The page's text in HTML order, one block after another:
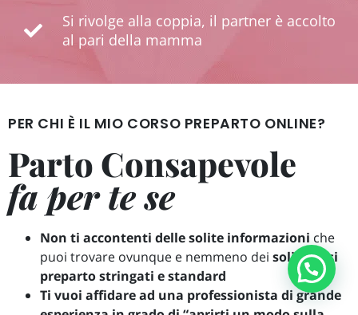
Si rivolge alla coppia, il partner è accolto
al pari della mamma
PER CHI È IL MIO CORSO PREPARTO ONLINE?
Parto Consapevole
fa per te se
Non ti accontenti delle solite informazioni che
puoi trovare ovunque e nemmeno dei soliti corsi
preparto stringati e standard
Ti vuoi affidare ad una professionista di grande